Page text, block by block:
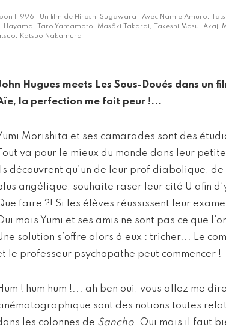
| 1996 | Un film de Hiroshi Sugawara | Avec Namie Amuro,
Hayama, Taro Yamamoto, Masâki Takarai, Takeshi Masu, Akaji
Katsuo Nakamura
Hugues meets Les Sous-Doués dans un
la perfection me fait peur !...
Morishita et ses camarades sont des
va pour le mieux du monde dans leur
découvrent qu’un de leur prof diabolique,
angélique, souhaite raser leur cité U afin
faire ?! Si les élèves réussissent leur
mais Yumi et ses amis ne sont pas ce que
solution s’offre alors à eux : tricher... Le
le professeur psychopathe peut commencer !
! hum hum !... ah ben oui, vous allez me
sont des notions toutes
les colonnes de Sancho. Oui mais il faut